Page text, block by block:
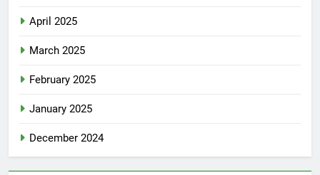
April 2025
March 2025
February 2025
January 2025
December 2024